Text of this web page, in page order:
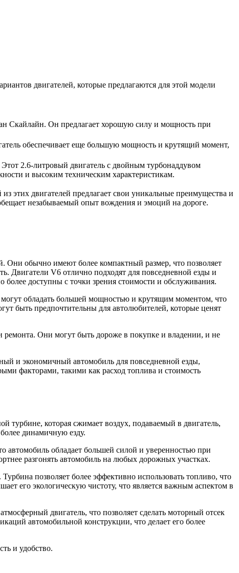
двигателей, которые предлагаются для этой модели
Скайлайн. Он предлагает хорошую силу и мощность при
обеспечивает еще большую мощность и крутящий момент,
2.6-литровый двигатель с двойным турбонаддувом
и высоким техническим характеристикам.
этих двигателей предлагает свои уникальные преимущества и
незабываемый опыт вождения и эмоций на дороге.
Они обычно имеют более компактный размер, что позволяет
Двигатели V6 отлично подходят для повседневной езды и
доступны с точки зрения стоимости и обслуживания.
обладать большей мощностью и крутящим моментом, что
быть предпочтительны для автолюбителей, которые ценят
ремонта. Они могут быть дороже в покупке и владении, и не
и экономичный автомобиль для повседневной езды,
факторами, такими как расход топлива и стоимость
турбине, которая сжимает воздух, подаваемый в двигатель,
динамичную езду.
автомобиль обладает большей силой и уверенностью при
разгонять автомобиль на любых дорожных участках.
позволяет более эффективно использовать топливо, что
его экологическую чистоту, что является важным аспектом в
двигатель, что позволяет сделать моторный отсек
автомобильной конструкции, что делает его более
и удобство.